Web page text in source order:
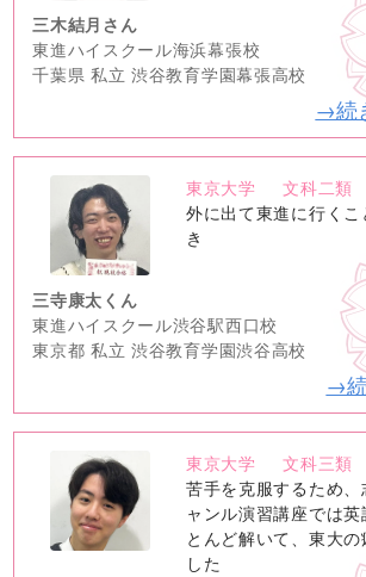
三木結月さん
東進ハイスクール海浜幕張校
千葉県 私立 渋谷教育学園幕張高校
→続
no
image
東京大学
文科二類
外に出て東進に行く
き
三寺康太くん
東進ハイスクール渋谷駅西口校
東京都 私立 渋谷教育学園渋谷高校
→
no
image
東京大学
文科三類
苦手を克服するため
ャンル演習講座では
とんど解いて、東大
した